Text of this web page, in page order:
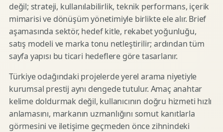
değil; strateji, kullanılabilirlik, teknik performans, içerik
mimarisi ve dönüşüm yönetimiyle birlikte ele alır. Brief
aşamasında sektör, hedef kitle, rekabet yoğunluğu,
satış modeli ve marka tonu netleştirilir; ardından tüm
sayfa yapısı bu ticari hedeflere göre tasarlanır.
Türkiye odağındaki projelerde yerel arama niyetiyle
kurumsal prestij aynı dengede tutulur. Amaç anahtar
kelime doldurmak değil, kullanıcının doğru hizmeti hızlı
anlamasını, markanın uzmanlığını somut kanıtlarla
görmesini ve iletişime geçmeden önce zihnindeki